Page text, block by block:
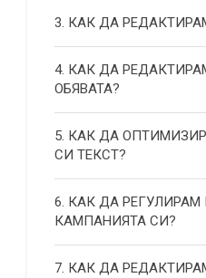
3. КАК ДА
4. КАК ДА
ОБЯВАТА?
5. КАК ДА
СИ ТЕКСТ?
6. КАК ДА
КАМПАНИЯТА СИ?
7. КАК ДА